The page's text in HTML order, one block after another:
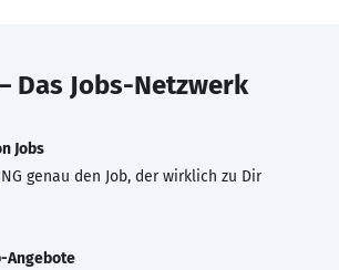
Das Jobs-Netzwerk
Jobs
genau den Job, der wirklich zu Dir
Angebote